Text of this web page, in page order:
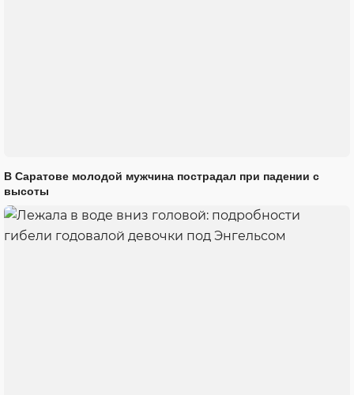
В Саратове молодой мужчина пострадал при падении с
высоты